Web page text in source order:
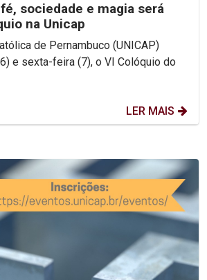
sociedade e magia será
na Unicap
de Pernambuco (UNICAP)
e sexta-feira (7), o VI Colóquio do
LER MAIS